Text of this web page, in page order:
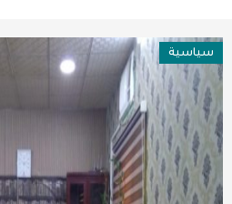
سياسية
رياضة
فن وثقافة
عربية ودولية
تقنيات